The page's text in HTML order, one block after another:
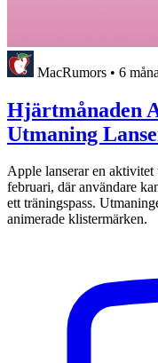
MacRumors • 6
Hjärtmånaden
Utmaning
Apple lanserar en
februari, där användare
ett träningspass.
animerade klistermärken.